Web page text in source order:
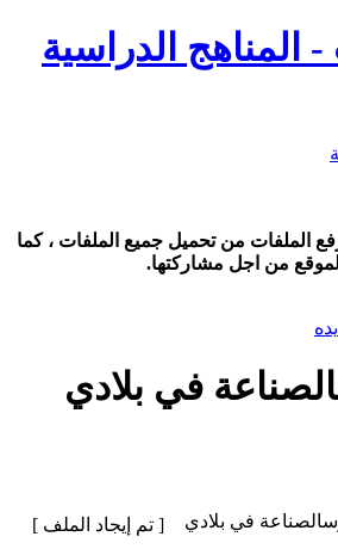
المناهج الدراسية
الملفات من تحميل جميع الملفات ، كما
من اجل مشاركتها.
في بلادي
في بلادي
[ تم إيجاد الملف ]